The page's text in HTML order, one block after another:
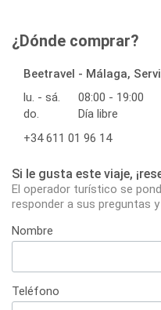
¿Dónde comprar?
Beetravel - Málaga,
lu. - sá.
08:00 - 19:00
do.
Día libre
+34 611 01 96 14
Si le gusta este viaje,
El operador turístico se
responder a sus preguntas
Nombre
Teléfono